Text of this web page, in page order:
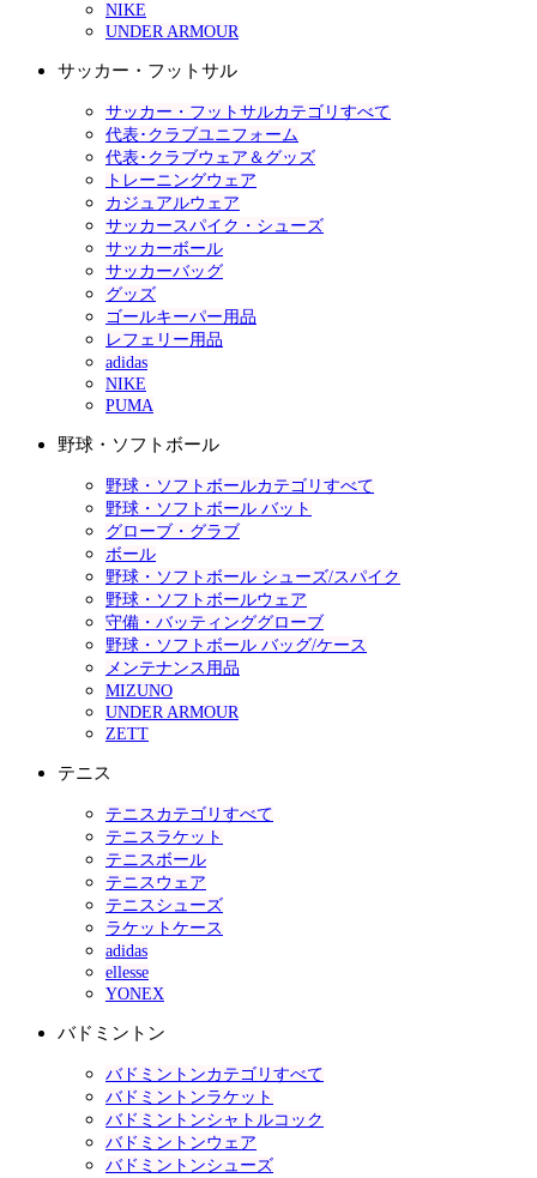
NIKE
UNDER ARMOUR
サッカー・フットサル
サッカー・フットサルカテゴリすべて
代表･クラブユニフォーム
代表･クラブウェア＆グッズ
トレーニングウェア
カジュアルウェア
サッカースパイク・シューズ
サッカーボール
サッカーバッグ
グッズ
ゴールキーパー用品
レフェリー用品
adidas
NIKE
PUMA
野球・ソフトボール
野球・ソフトボールカテゴリすべて
野球・ソフトボール バット
グローブ・グラブ
ボール
野球・ソフトボール シューズ/スパイク
野球・ソフトボールウェア
守備・バッティンググローブ
野球・ソフトボール バッグ/ケース
メンテナンス用品
MIZUNO
UNDER ARMOUR
ZETT
テニス
テニスカテゴリすべて
テニスラケット
テニスボール
テニスウェア
テニスシューズ
ラケットケース
adidas
ellesse
YONEX
バドミントン
バドミントンカテゴリすべて
バドミントンラケット
バドミントンシャトルコック
バドミントンウェア
バドミントンシューズ